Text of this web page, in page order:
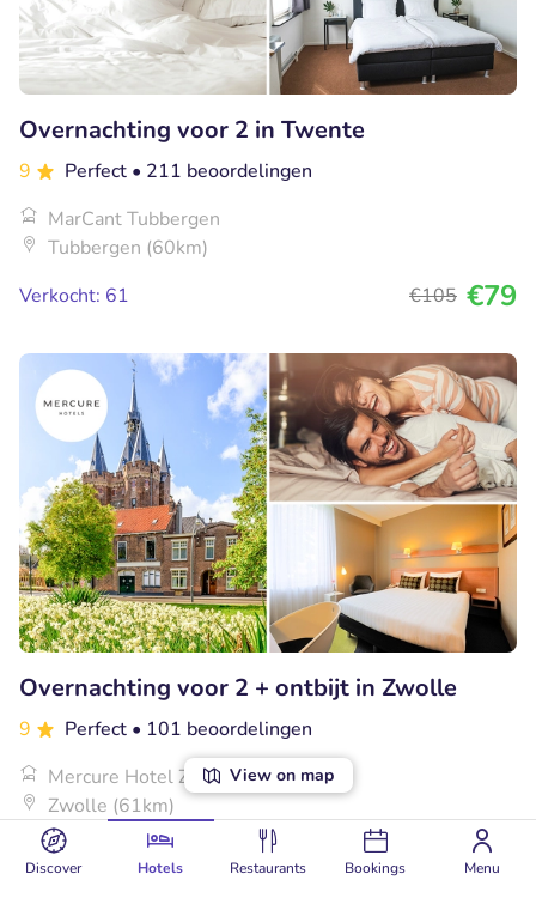
Discover Hotels Restaurants Bookings Menu
View on map
Overnachting voor 2 in Twente
9 Perfect • 211 beoordelingen
MarCant Tubbergen
Tubbergen (60km)
Verkocht: 61
€105 €79
Overnachting voor 2 + ontbijt in Zwolle
9 Perfect • 101 beoordelingen
Mercure Hotel Zwolle
Zwolle (61km)
Verkocht: 11
€134,50 €134,50